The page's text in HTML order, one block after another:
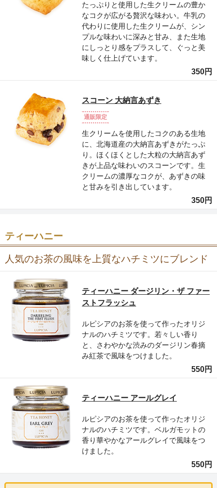
たっぷりと使用した生クリームの豊か
なコクが広がる贅沢な味わい。牛乳の
代わりに使用した生クリームが、シン
プルな味わいに深みと甘み、また生地
にしっとり感をプラスして、ぐっと美
味しく仕上げています。
350円
スコーン 大納言あずき
通販限定
生クリームを使用したコクのある生地
に、北海道産の大納言あずきがたっぷ
り。ほくほくとした大粒の大納言あず
きが上品な味わいのスコーンです。生
クリームの濃厚なコクが、あずきの味
と甘みを引き出しています。
350円
ティーハニー
人気のお茶の風味を上質なハチミツにブレンド
ティーハニー ダージリン・ザ ファー
ストフラッシュ
ルピシアのお茶を使って作ったオリジ
ナルのハチミツです。若々しい香り
と、さわやかな渋みのダージリン春摘
み紅茶で風味をつけました。
550円
ティーハニー アールグレイ
ルピシアのお茶を使って作ったオリジ
ナルのハチミツです。ベルガモットの
香り華やかなアールグレイで風味をつ
けました。
550円